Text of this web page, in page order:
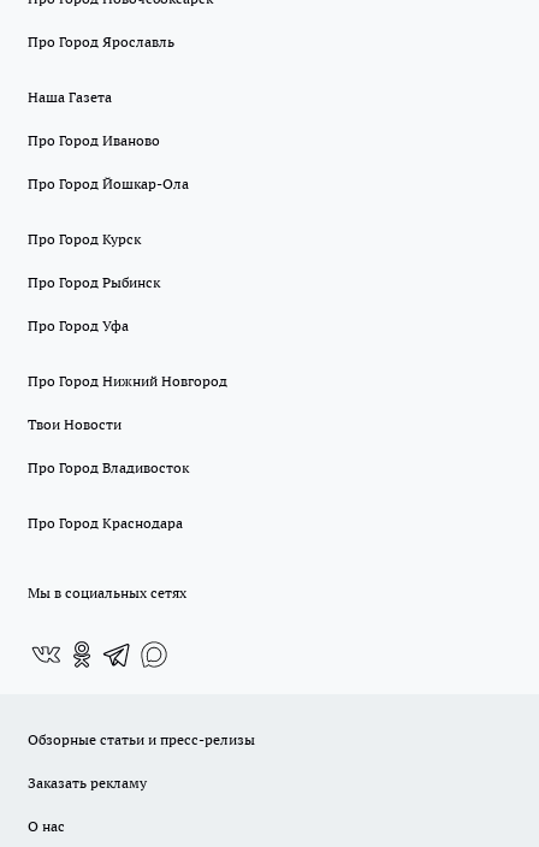
Про Город Ярославль
Наша Газета
Про Город Иваново
Про Город Йошкар-Ола
Про Город Курск
Про Город Рыбинск
Про Город Уфа
Про Город Нижний Новгород
Твои Новости
Про Город Владивосток
Про Город Краснодара
Мы в социальных сетях
Обзорные статьи и пресс-релизы
Заказать рекламу
О нас